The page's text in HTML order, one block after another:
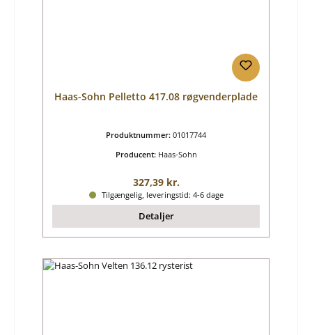
Haas-Sohn Pelletto 417.08 røgvenderplade
Produktnummer: 01017744
Producent: Haas-Sohn
Almindelig pris:
327,39 kr.
Tilgængelig, leveringstid: 4-6 dage
Detaljer